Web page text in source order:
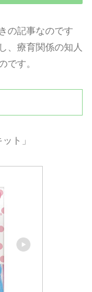
の記事なのです
、療育関係の知人
です。
ト」